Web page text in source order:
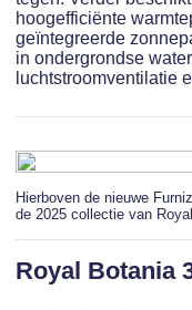
hoogefficiënte
geïntegreerde
in ondergrondse
luchtstroomventilatie
Hierboven de nieuwe
de 2025 collectie van
Royal Botania